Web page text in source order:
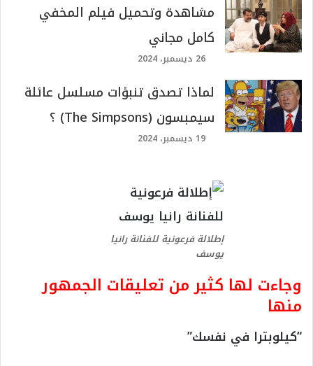
مشاهدة وتحميل فيلم المخفي
كامل مجاني
26 ديسمبر، 2024
لماذا تصدق تنبؤات مسلسل عائلة
سيمبسون (The Simpsons) ؟
19 ديسمبر، 2024
إطلالة فرعونية للفنانة رانيا
يوسف
وجاءت لها كثير من تعليقات الجمهور
منها
“كيلوبترا في نفسك”